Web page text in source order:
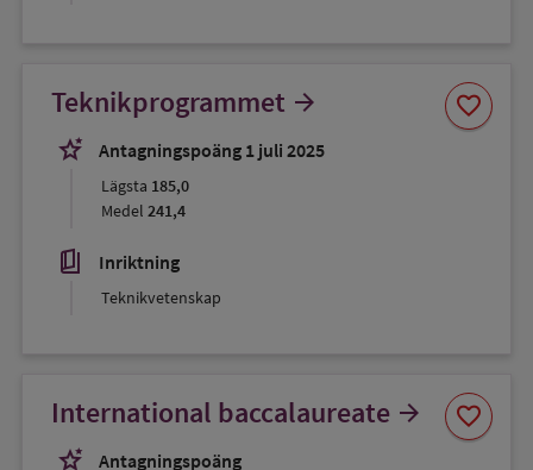
Teknikprogrammet arrow_forward
stars_2
Antagningspoäng 1 juli 2025
Lägsta 185,0
Medel 241,4
book_5 Inriktning
Teknikvetenskap
favorite
Spara
som
International baccalaureate arrow_forward
stars_2
Antagningspoäng
favorite
Spara
som